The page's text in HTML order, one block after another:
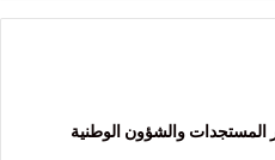
والشؤون الوطنية